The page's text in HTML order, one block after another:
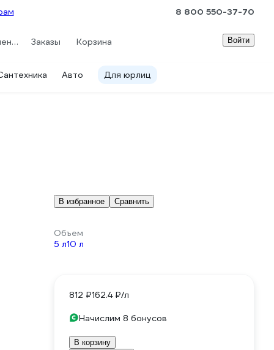
8 800 550-37-70
Сравнение Заказы Корзина Войти
Авто Для юрлиц
В избранное Сравнить
Объем
5 л10 л
812 ₽162.4 ₽/л
Начислим 8 бонусов
В корзину